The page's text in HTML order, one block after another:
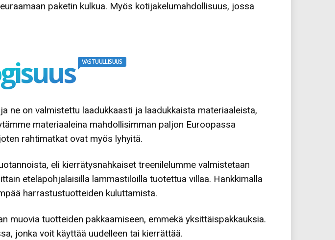
paketin kulkua. Myös kotijakelumahdollisuus, jossa
VASTUULLISUUS
ne on valmistettu laadukkaasti ja laadukkaista materiaaleista,
materiaaleina mahdollisimman paljon Euroopassa
rahtimatkat ovat myös lyhyitä.
eli kierrätysnahkaiset treenilelumme valmistetaan
eteläpohjalaisilla lammastiloilla tuotettua villaa. Hankkimalla
harrastustuotteiden kuluttamista.
muovia tuotteiden pakkaamiseen, emmekä yksittäispakkauksia.
jonka voit käyttää uudelleen tai kierrättää.